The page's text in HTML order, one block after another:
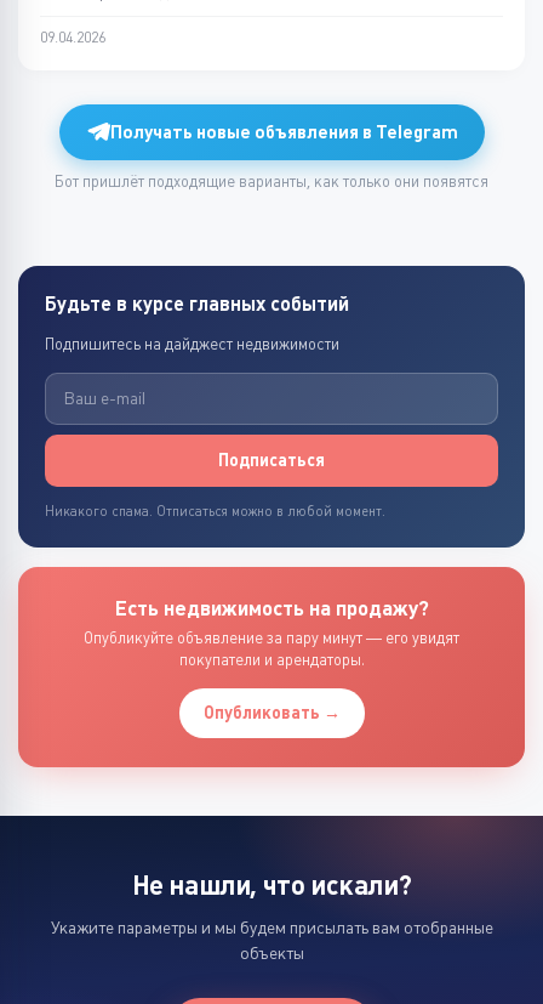
09.04.2026
Получать новые объявления в Telegram
Бот пришлёт подходящие варианты, как только они появятся
Будьте в курсе главных событий
Подпишитесь на дайджест недвижимости
Подписаться
Никакого спама. Отписаться можно в любой момент.
Есть недвижимость на продажу?
Опубликуйте объявление за пару минут — его увидят
покупатели и арендаторы.
Опубликовать →
Не нашли, что искали?
Укажите параметры и мы будем присылать вам отобранные
объекты